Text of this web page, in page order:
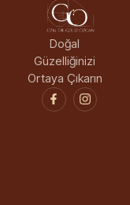
Doğal
Güzelliğinizi
Ortaya Çıkarın